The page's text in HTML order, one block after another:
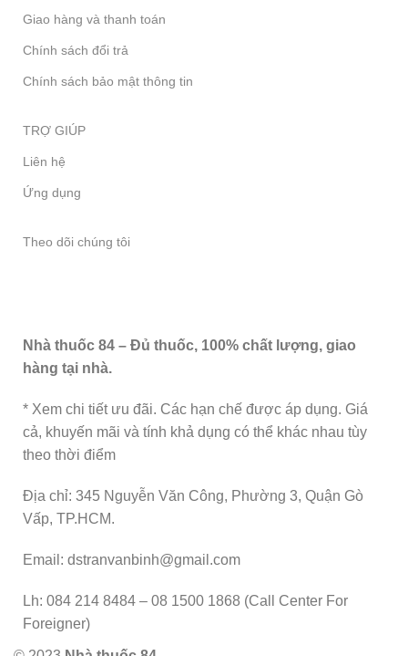
Giao hàng và thanh toán
Chính sách đổi trả
Chính sách bảo mật thông tin
TRỢ GIÚP
Liên hệ
Ứng dụng
Theo dõi chúng tôi
Nhà thuốc 84 – Đủ thuốc, 100% chất lượng, giao
hàng tại nhà.
* Xem chi tiết ưu đãi. Các hạn chế được áp dụng. Giá
cả, khuyến mãi và tính khả dụng có thể khác nhau tùy
theo thời điểm
Địa chỉ: 345 Nguyễn Văn Công, Phường 3, Quận Gò
Vấp, TP.HCM.
Email: dstranvanbinh@gmail.com
Lh: 084 214 8484 – 08 1500 1868 (Call Center For
Foreigner)